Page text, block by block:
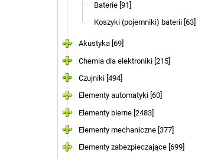
Baterie [91]
Koszyki (pojemniki) baterii [63]
Akustyka [69]
Chemia dla elektroniki [215]
Czujniki [494]
Elementy automatyki [60]
Elementy bierne [2483]
Elementy mechaniczne [377]
Elementy zabezpieczające [699]